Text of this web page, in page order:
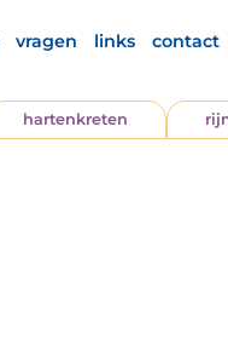
vragen links contact
hartenkreten